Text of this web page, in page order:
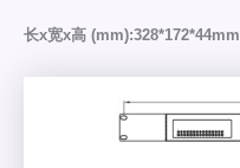
长x宽x高 (mm):328*172*44mm